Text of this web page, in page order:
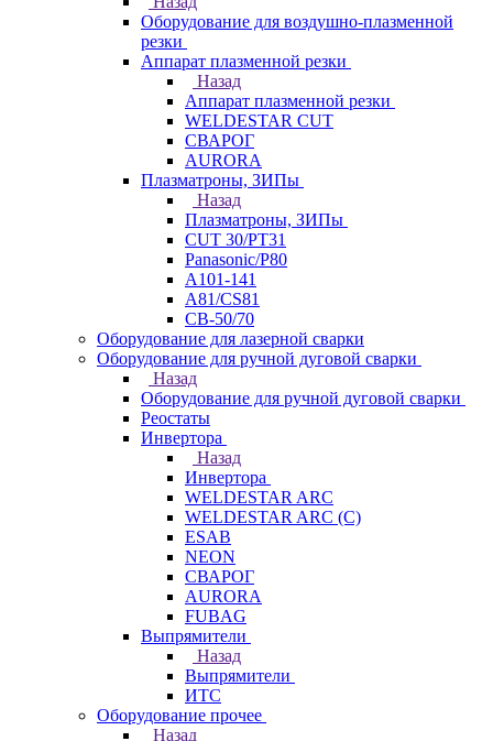
Оборудование для воздушно-плазменной
резки
Аппарат плазменной резки
Назад
Аппарат плазменной резки
WELDESTAR CUT
СВАРОГ
AURORA
Плазматроны, ЗИПы
Назад
Плазматроны, ЗИПы
CUT 30/PT31
Panasonic/P80
А101-141
А81/CS81
СВ-50/70
Оборудование для лазерной сварки
Оборудование для ручной дуговой сварки
Назад
Оборудование для ручной дуговой сварки
Реостаты
Инвертора
Назад
Инвертора
WELDESTAR ARC
WELDESTAR ARC (С)
ESAB
NEON
СВАРОГ
AURORA
FUBAG
Выпрямители
Назад
Выпрямители
ИТС
Оборудование прочее
Назад